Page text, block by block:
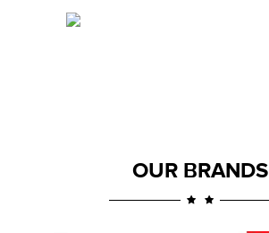
OUR BRANDS